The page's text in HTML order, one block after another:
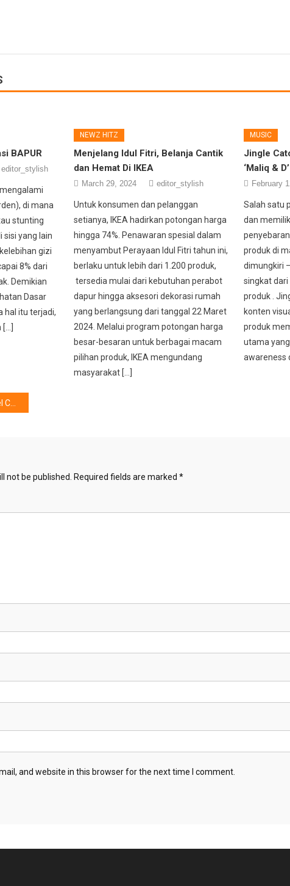
BAPUR
editor_stylish
di mana
stunting
sisi yang lain
gizi
8% dari
Demikian
Dasar
hal itu terjadi,
NEWZ HITZ
Menjelang Idul Fitri, Belanja Cantik
dan Hemat Di IKEA
March 29, 2024 editor_stylish
Untuk konsumen dan pelanggan
setianya, IKEA hadirkan potongan harga
hingga 74%. Penawaran spesial dalam
menyambut Perayaan Idul Fitri tahun ini,
berlaku untuk lebih dari 1.200 produk,
tersedia mulai dari kebutuhan perabot
dapur hingga aksesori dekorasi rumah
yang berlangsung dari tanggal 22 Maret
2024. Melalui program potongan harga
besar-besaran untuk berbagai macam
pilihan produk, IKEA mengundang
masyarakat […]
MUSIC
Jingle
‘Maliq &
February
Salah satu
dan
produk di
dimungkiri
singkat
produk .
konten
produk
utama
awareness
.
not be published. Required fields are marked *
and website in this browser for the next time I comment.